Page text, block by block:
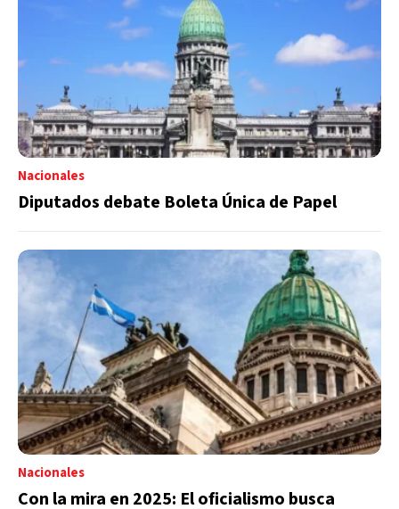
Nacionales
Diputados debate Boleta Única de Papel
Nacionales
Con la mira en 2025: El oficialismo busca